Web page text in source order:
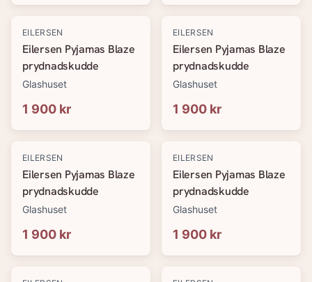
EILERSEN
Eilersen Pyjamas Blaze
prydnadskudde
Glashuset
1 900 kr
EILERSEN
Eilersen Pyjamas Blaze
prydnadskudde
Glashuset
1 900 kr
EILERSEN
Eilersen Pyjamas Blaze
prydnadskudde
Glashuset
1 900 kr
EILERSEN
Eilersen Pyjamas Blaze
prydnadskudde
Glashuset
1 900 kr